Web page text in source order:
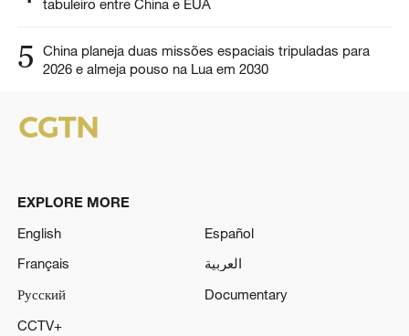
tabuleiro entre China e EUA
5
China planeja duas missões espaciais tripuladas para
2026 e almeja pouso na Lua em 2030
EXPLORE MORE
English
Español
Français
العربية
Русский
Documentary
CCTV+